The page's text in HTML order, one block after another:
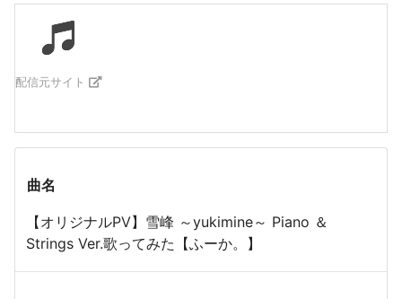
配信元サイト
曲名
【オリジナルPV】雪峰 ～yukimine～ Piano ＆
Strings Ver.歌ってみた【ふーか。】